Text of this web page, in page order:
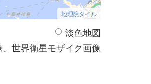
地理院タイル
淡色地図
世界衛星モザイク画像